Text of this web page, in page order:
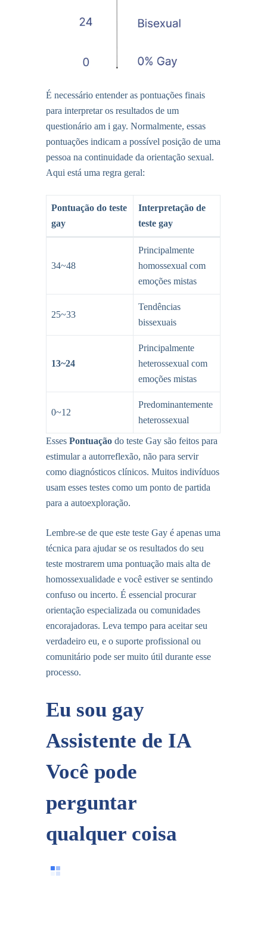
É necessário entender as pontuações finais
para interpretar os resultados de um
questionário am i gay. Normalmente, essas
pontuações indicam a possível posição de uma
pessoa na continuidade da orientação sexual.
Aqui está uma regra geral:
Pontuação do teste
gay
Interpretação de
teste gay
34~48
Principalmente
homossexual com
emoções mistas
25~33
Tendências
bissexuais
13~24
Principalmente
heterossexual com
emoções mistas
0~12
Predominantemente
heterossexual
EssesPontuação do teste Gay são feitos para
estimular a autorreflexão, não para servir
como diagnósticos clínicos. Muitos indivíduos
usam esses testes como um ponto de partida
para a autoexploração.
Lembre-se de que este teste Gay é apenas uma
técnica para ajudar se os resultados do seu
teste mostrarem uma pontuação mais alta de
homossexualidade e você estiver se sentindo
confuso ou incerto. É essencial procurar
orientação especializada ou comunidades
encorajadoras. Leva tempo para aceitar seu
verdadeiro eu, e o suporte profissional ou
comunitário pode ser muito útil durante esse
processo.
Eu sou gay
Assistente de IA
Você pode
perguntar
qualquer coisa